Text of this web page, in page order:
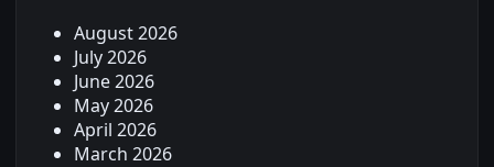
August 2026
July 2026
June 2026
May 2026
April 2026
March 2026